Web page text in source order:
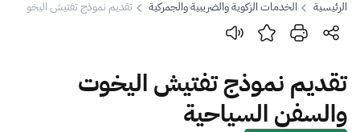
بحث
بحث بحث AI
الرئيسية الخدمات الزكوية والضريبية والجمركية تقديم نموذج تفتيش اليخوت
تقديم نموذج تفتيش اليخوت
والسفن السياحية